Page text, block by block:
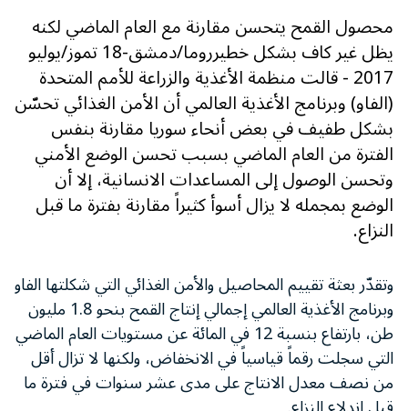
محصول القمح يتحسن مقارنة مع العام الماضي لكنه
يظل غير كاف بشكل خطيرروما/دمشق-18 تموز/يوليو
2017 - قالت منظمة الأغذية والزراعة للأمم المتحدة
(الفاو) وبرنامج الأغذية العالمي أن الأمن الغذائي تحسّن
بشكل طفيف في بعض أنحاء سوريا مقارنة بنفس
الفترة من العام الماضي بسبب تحسن الوضع الأمني
وتحسن الوصول إلى المساعدات الانسانية، إلا أن
الوضع بمجمله لا يزال أسوأ كثيراً مقارنة بفترة ما قبل
النزاع.
وتقدّر بعثة تقييم المحاصيل والأمن الغذائي التي شكلتها الفاو
وبرنامج الأغذية العالمي إجمالي إنتاج القمح بنحو 1.8 مليون
طن، بارتفاع بنسبة 12 في المائة عن مستويات العام الماضي
التي سجلت رقماً قياسياً في الانخفاض، ولكنها لا تزال أقل
من نصف معدل الانتاج على مدى عشر سنوات في فترة ما